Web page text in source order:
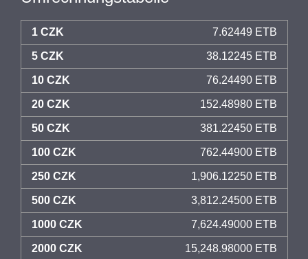
1 CZK 7.62449 ETB
5 CZK 38.12245 ETB
10 CZK 76.24490 ETB
20 CZK 152.48980 ETB
50 CZK 381.22450 ETB
100 CZK 762.44900 ETB
250 CZK 1,906.12250 ETB
500 CZK 3,812.24500 ETB
1000 CZK 7,624.49000 ETB
2000 CZK 15,248.98000 ETB